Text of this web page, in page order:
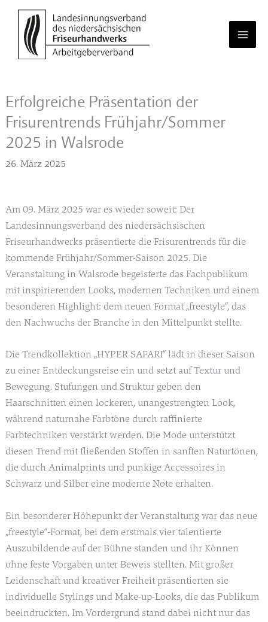
Zum
springen
Erfolgreiche Präsentation der
Frisurentrends Frühjahr/Sommer
2025 in Walsrode
26. März 2025
Am 09. März 2025 war es wieder soweit: Der
Landesinnungsverband des niedersächsischen
Friseurhandwerks präsentierte die Frisurentrends für die
kommende Frühjahr/Sommer-Saison 2025. Die
Veranstaltung in Walsrode begeisterte das Fachpublikum
mit inspirierenden Looks, modernen Techniken und einem
besonderen Highlight: dem neuen Format „freestyle“, das
den Nachwuchs der Branche in den Mittelpunkt stellte.
Die Trendkollektion „HYPER SAFARI“ lädt in dieser Saison
zu einer Entdeckungsreise ein und setzt auf Textur und
Bewegung. Stufungen und Struktur geben den
Haarschnitten einen lockeren, unangestrengten Look,
während naturnahe Farbtöne durch raffinierte
Farbtechniken verstärkt werden. Die Mode unterstützt
diesen Trend mit fließenden Stoffen in sanften Naturtönen,
die durch Animalprints und punkige Accessoires in
Schwarz und Silber eine moderne Note erhalten.
Ein besonderer Höhepunkt der Veranstaltung war das neue
„freestyle“-Format, bei dem erstmals vier talentierte
Auszubildende auf der Bühne standen und ihr Können
ohne feste Vorgaben unter Beweis stellten. Mit großer
Leidenschaft und kreativer Freiheit präsentierten sie
individuelle Stylings und Make-up-Looks, die das Publikum
beeindruckten. Im Vordergrund stand dabei nicht nur das